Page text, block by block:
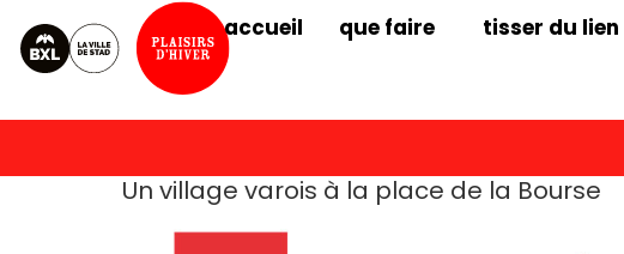
accueil que faire tisser du lien
Un village varois à la place de la Bourse